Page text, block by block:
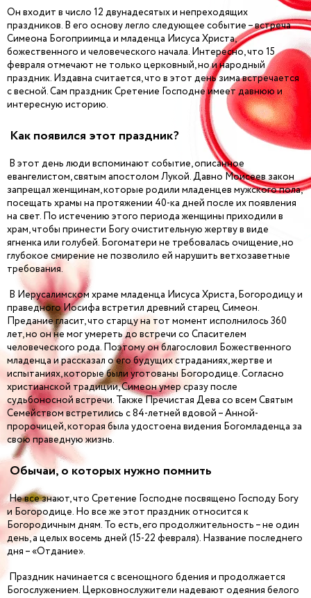
Он входит в число 12 двунадесятых и непреходящих
праздников. В его основу легло следующее событие – встреча
Симеона Богоприимца и младенца Иисуса Христа,
божественного и человеческого начала. Интересно, что 15
февраля отмечают не только церковный, но и народный
праздник. Издавна считается, что в этот день зима встречается
с весной. Сам праздник Сретение Господне имеет давнюю и
интересную историю.
Как появился этот праздник?
В этот день люди вспоминают событие, описанное
евангелистом, святым апостолом Лукой. Давно Моисеев закон
запрещал женщинам, которые родили младенцев мужского пола,
посещать храмы на протяжении 40-ка дней после их появления
на свет. По истечению этого периода женщины приходили в
храм, чтобы принести Богу очистительную жертву в виде
ягненка или голубей. Богоматери не требовалась очищение, но
глубокое смирение не позволило ей нарушить ветхозаветные
требования.
В Иерусалимском храме младенца Иисуса Христа, Богородицу и
праведного Иосифа встретил древний старец Симеон.
Предание гласит, что старцу на тот момент исполнилось 360
лет, но он не мог умереть до встречи со Спасителем
человеческого рода. Поэтому он благословил Божественного
младенца и рассказал о его будущих страданиях, жертве и
испытаниях, которые были уготованы Богородице. Согласно
христианской традиции, Симеон умер сразу после
судьбоносной встречи. Также Пречистая Дева со всем Святым
Семейством встретились с 84-летней вдовой – Анной-
пророчицей, которая была удостоена видения Богомладенца за
свою праведную жизнь.
Обычаи, о которых нужно помнить
Не все знают, что Сретение Господне посвящено Господу Богу
и Богородице. Но все же этот праздник относится к
Богородичным дням. То есть, его продолжительность – не один
день, а целых восемь дней (15-22 февраля). Название последнего
дня – «Отдание».
Праздник начинается с всенощного бдения и продолжается
Богослужением. Церковнослужители надевают одеяния белого